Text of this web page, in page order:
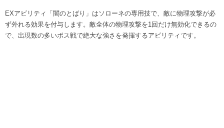
EXアビリティ「闇のとばり」はソローネの専用技で、敵に物理攻撃が必
ず外れる効果を付与します。敵全体の物理攻撃を1回だけ無効化できるの
で、出現数の多いボス戦で絶大な強さを発揮するアビリティです。